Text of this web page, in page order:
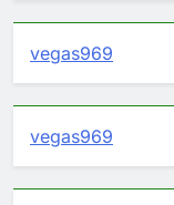
vegas969
vegas969